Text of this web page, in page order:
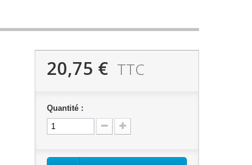
20,75 € TTC
Quantité :